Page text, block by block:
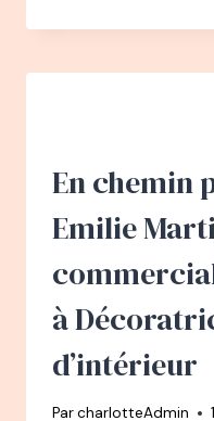
#5
DU
EX-
CHEZ
En chemin
Emilie
à
d’intérieur
ParcharlotteAdmin